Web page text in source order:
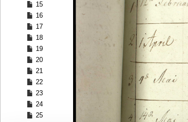
15
16
17
18
19
20
21
22
23
24
25